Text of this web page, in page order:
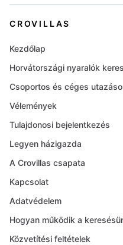
CROVILLAS
Kezdőlap
Horvátországi nyaralók
Csoportos és céges
Vélemények
Tulajdonosi bejelentkezés
Legyen házigazda
A Crovillas csapata
Kapcsolat
Adatvédelem
Hogyan működik a
Közvetítési feltételek